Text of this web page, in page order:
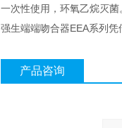
一次性使用，环氧乙烷灭菌
强生端端吻合器EEA系列
产品咨询